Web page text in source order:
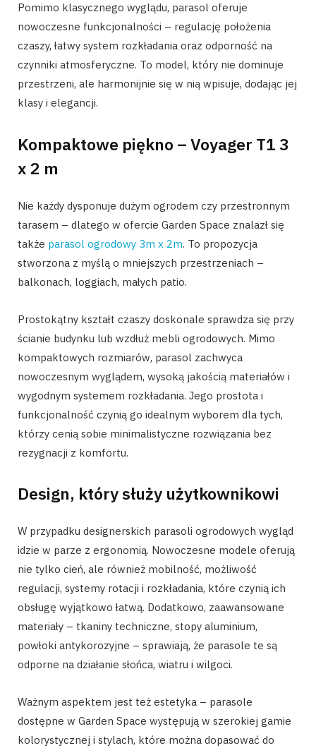
Pomimo klasycznego wyglądu, parasol oferuje
nowoczesne funkcjonalności – regulację położenia
czaszy, łatwy system rozkładania oraz odporność na
czynniki atmosferyczne. To model, który nie dominuje
przestrzeni, ale harmonijnie się w nią wpisuje, dodając jej
klasy i elegancji.
Kompaktowe piękno – Voyager T1 3
x 2 m
Nie każdy dysponuje dużym ogrodem czy przestronnym
tarasem – dlatego w ofercie Garden Space znalazł się
także parasol ogrodowy 3m x 2m. To propozycja
stworzona z myślą o mniejszych przestrzeniach –
balkonach, loggiach, małych patio.
Prostokątny kształt czaszy doskonale sprawdza się przy
ścianie budynku lub wzdłuż mebli ogrodowych. Mimo
kompaktowych rozmiarów, parasol zachwyca
nowoczesnym wyglądem, wysoką jakością materiałów i
wygodnym systemem rozkładania. Jego prostota i
funkcjonalność czynią go idealnym wyborem dla tych,
którzy cenią sobie minimalistyczne rozwiązania bez
rezygnacji z komfortu.
Design, który służy użytkownikowi
W przypadku designerskich parasoli ogrodowych wygląd
idzie w parze z ergonomią. Nowoczesne modele oferują
nie tylko cień, ale również mobilność, możliwość
regulacji, systemy rotacji i rozkładania, które czynią ich
obsługę wyjątkowo łatwą. Dodatkowo, zaawansowane
materiały – tkaniny techniczne, stopy aluminium,
powłoki antykorozyjne – sprawiają, że parasole te są
odporne na działanie słońca, wiatru i wilgoci.
Ważnym aspektem jest też estetyka – parasole
dostępne w Garden Space występują w szerokiej gamie
kolorystycznej i stylach, które można dopasować do